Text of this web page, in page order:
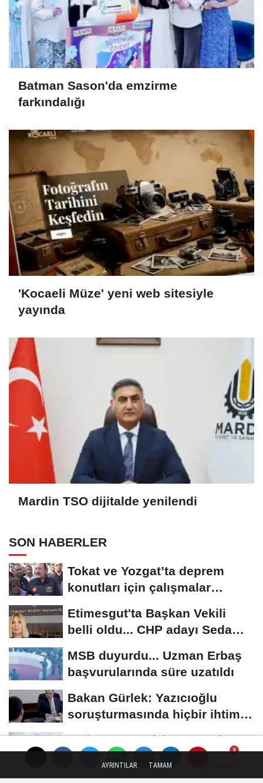
Batman Sason'da emzirme
farkındalığı
'Kocaeli Müze' yeni web sitesiyle
yayında
Mardin TSO dijitalde yenilendi
SON HABERLER
Tokat ve Yozgat’ta deprem
konutları için çalışmalar
Etimesgut'ta Başkan Vekili
belli oldu... CHP adayı Seda
MSB duyurdu... Uzman Erbaş
başvurularında süre uzatıldı
Bakan Gürlek: Yazıcıoğlu
soruşturmasında hiçbir ihtimal
Çağrı Bey’e refakat görevi
AYRINTILAR TAMAM